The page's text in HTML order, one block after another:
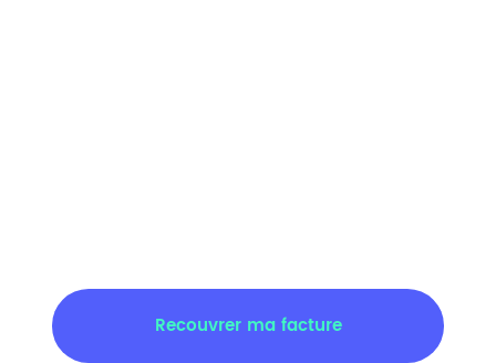
Recouvrer ma facture